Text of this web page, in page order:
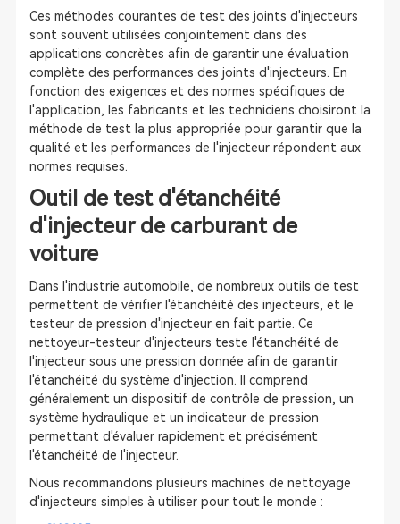
Ces méthodes courantes de test des joints d'injecteurs
sont souvent utilisées conjointement dans des
applications concrètes afin de garantir une évaluation
complète des performances des joints d'injecteurs. En
fonction des exigences et des normes spécifiques de
l'application, les fabricants et les techniciens choisiront la
méthode de test la plus appropriée pour garantir que la
qualité et les performances de l'injecteur répondent aux
normes requises.
Outil de test d'étanchéité
d'injecteur de carburant de
voiture
Dans l'industrie automobile, de nombreux outils de test
permettent de vérifier l'étanchéité des injecteurs, et le
testeur de pression d'injecteur en fait partie. Ce
nettoyeur-testeur d'injecteurs teste l'étanchéité de
l'injecteur sous une pression donnée afin de garantir
l'étanchéité du système d'injection. Il comprend
généralement un dispositif de contrôle de pression, un
système hydraulique et un indicateur de pression
permettant d'évaluer rapidement et précisément
l'étanchéité de l'injecteur.
Nous recommandons plusieurs machines de nettoyage
d'injecteurs simples à utiliser pour tout le monde :